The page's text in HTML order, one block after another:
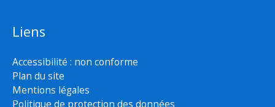
Liens
Accessibilité : non conforme
Plan du site
Mentions légales
Politique de protection des données